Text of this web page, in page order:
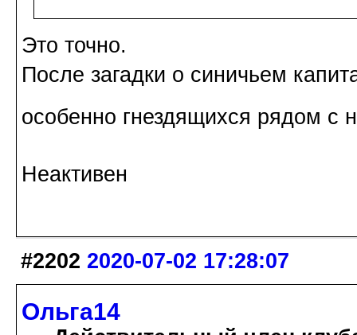
Это точно.
После загадки о синичьем
особенно гнездящихся рядом с
Неактивен
#2202 2020-07-02 17:28:07
Ольга14